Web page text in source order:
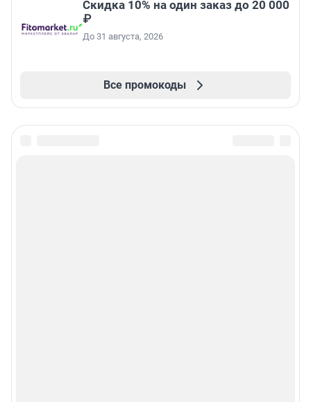
Скидка 10% на один заказ до 20 000
₽
До 31 августа, 2026
Все промокоды